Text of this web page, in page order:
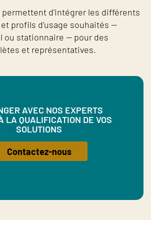
d'intégrer les différents
profils d'usage souhaités —
ou stationnaire — pour des
et représentatives.
AVEC NOS EXPERTS
LA QUALIFICATION DE VOS
SOLUTIONS
Contactez-nous